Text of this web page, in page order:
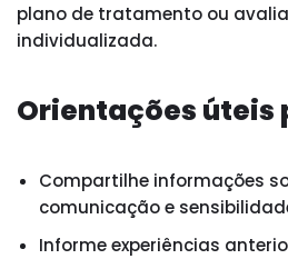
plano de tratamento ou
individualizada.
Orientações úteis
Compartilhe informações
comunicação e
Informe experiências